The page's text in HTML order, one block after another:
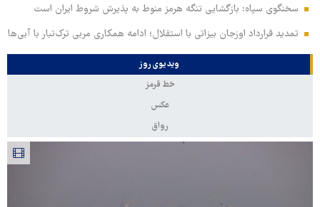
سخنگوی سپاه: بازگشایی تنگه هرمز منوط به پذیرش شروط ایران است
تمدید قرارداد اوزجان بیزاتی با استقلال؛ ادامه همکاری مربی ترک‌تبار با آبی‌ها
ویدیوی روز
خط قرمز
عکس
رواق